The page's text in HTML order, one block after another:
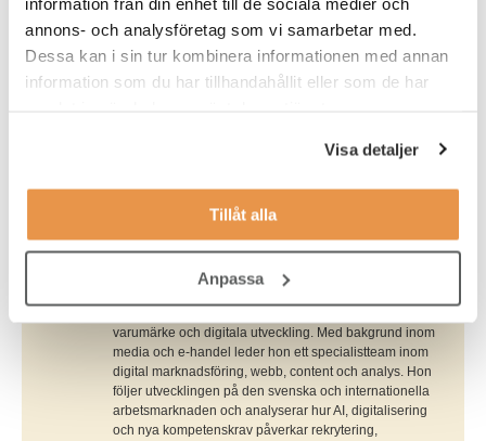
annons- och analysföretag som vi samarbetar med.
Dessa kan i sin tur kombinera informationen med annan
information som du har tillhandahållit eller som de har
Visa detaljer
Tillåt alla
Anpassa
oss på TNG idag! Som specialister på fördomsfri
rekrytering, interim och bemanning hjälper vi dig på vägen
till en mer diversifierad och lönsam personalgrupp.
Så här kan vi hjälpa dig
Skribent
Charlotte Ulvros
varumärke och digitala utveckling. Med bakgrund inom
media och e-handel leder hon ett specialistteam inom
digital marknadsföring, webb, content och analys. Hon
följer utvecklingen på den svenska och internationella
arbetsmarknaden och analyserar hur AI, digitalisering
och nya kompetenskrav påverkar rekrytering,